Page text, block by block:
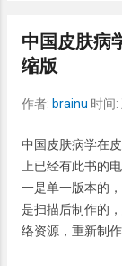
的发病情况 我国
就是说 1000 人
的结果，最近几
国人口基数较大
病率高于南方。
占 58.6% ，国内
中国皮肤病
缩版
作者: brainu 时间:
中国皮肤病学在
上已经有此书的
一是单一版本的
是扫描后制作的
络资源，重新制